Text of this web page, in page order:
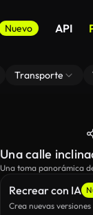
Nuevo API
Transporte
Recrear con IA
Crea nuevas
Una calle
Una toma panorámica